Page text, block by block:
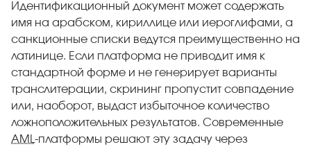
Идентификационный документ может содержать
имя на арабском, кириллице или иероглифами, а
санкционные списки ведутся преимущественно на
латинице. Если платформа не приводит имя к
стандартной форме и не генерирует варианты
транслитерации, скрининг пропустит совпадение
или, наоборот, выдаст избыточное количество
ложноположительных результатов. Современные
AML -платформы решают эту задачу через